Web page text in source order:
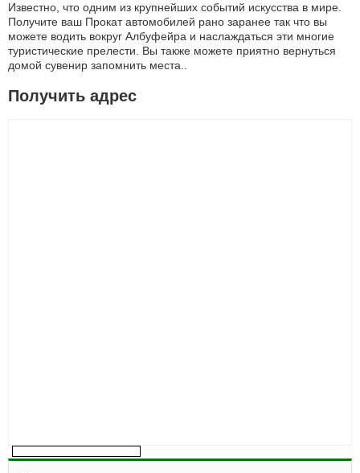
Известно, что одним из крупнейших событий искусства в мире.
Получите ваш Прокат автомобилей рано заранее так что вы
можете водить вокруг Албуфейра и наслаждаться эти многие
туристические прелести. Вы также можете приятно вернуться
домой сувенир запомнить места..
Получить адрес